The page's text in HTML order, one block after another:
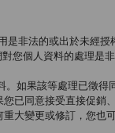
是非法的或出於未經授
您個人資料的處理是
如果該等處理已徵得
已同意接受直接促銷
大變更或修訂，您也